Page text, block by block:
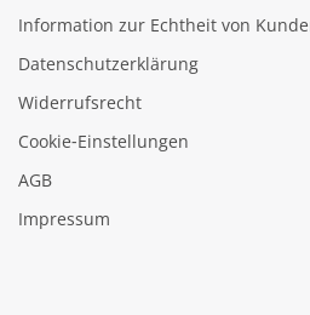
Information zur Echtheit von
Datenschutzerklärung
Widerrufsrecht
Cookie‑Einstellungen
AGB
Impressum